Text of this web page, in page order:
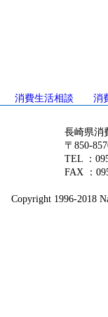
消費生活相談 消
長崎県消
〒850-
TEL ：
FAX ：
Copyright 1996-2018